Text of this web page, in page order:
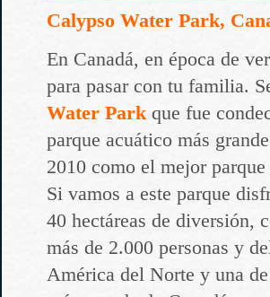
Calypso Water Park,
En Canadá, en época de
para pasar con tu familia.
Water Park que fue
parque acuático más
2010 como el mejor
Si vamos a este parque
40 hectáreas de diversión,
más de 2.000 personas y
América del Norte y una